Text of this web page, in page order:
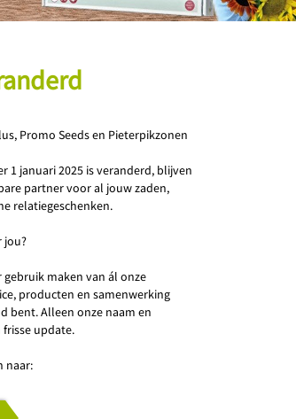
Promo Seeds en Pieterpikzonen
1 januari 2025 is veranderd, blijven
partner voor al jouw zaden,
relatiegeschenken.
jou?
maken van ál onze
producten en samenwerking
bent. Alleen onze naam en
update.
naar: